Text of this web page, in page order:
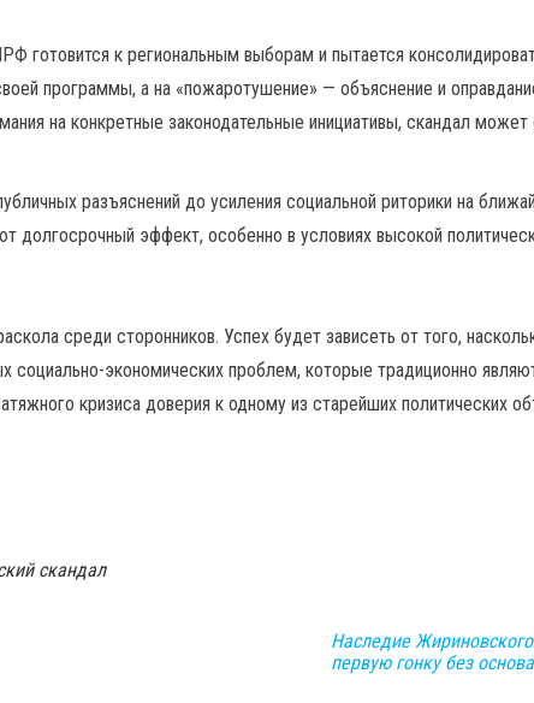
к региональным выборам и пытается
программы, а на «пожаротушение» — объяснение и
на конкретные законодательные инициативы, скандал
разъяснений до усиления социальной риторики на
долгосрочный эффект, особенно в условиях высокой
среди сторонников. Успех будет зависеть от того,
экономических проблем, которые традиционно
кризиса доверия к одному из старейших политических
скандал
Наследие
первую гонку без